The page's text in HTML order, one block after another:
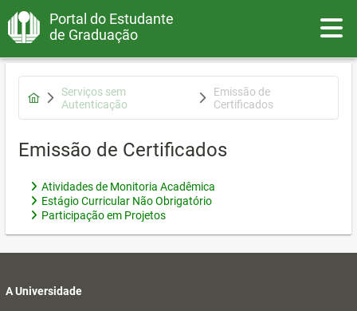
Portal do Estudante
de Graduação
Serviços sem
Autenticação
Emissão de
Certificados
Emissão de Certificados
Atividades de Monitoria Acadêmica
Estágio Curricular Não Obrigatório
Participação em Projetos
A Universidade